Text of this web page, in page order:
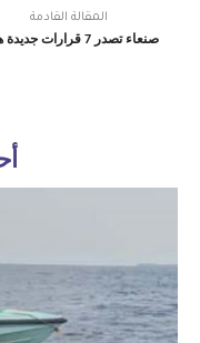
المقالة القادمة
صنعاء تصدر 7 قرارات جديدة هامة